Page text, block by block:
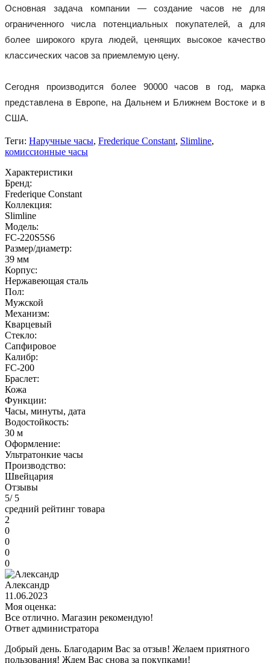
Основная задача компании — создание часов не для
ограниченного числа потенциальных покупателей, а для
более широкого круга людей, ценящих высокое качество
классических часов за приемлемую цену.
Сегодня производится более 90000 часов в год, марка
представлена в Европе, на Дальнем и Ближнем Востоке и в
Теги: Наручные часы, Frederique Constant, Slimline,
комиссионные часы
Характеристики
Бренд:
Frederique Constant
Коллекция:
Slimline
Модель:
FC-220S5S6
Размер/диаметр:
39 мм
Корпус:
Нержавеющая сталь
Пол:
Мужской
Механизм:
Кварцевый
Стекло:
Сапфировое
Калибр:
FC-200
Браслет:
Кожа
Функции:
Часы, минуты, дата
Водостойкость:
30 м
Оформление:
Ультратонкие часы
Производство:
Швейцария
Отзывы
5/ 5
средний рейтинг товара
2
0
0
0
0
Александр
11.06.2023
Моя оценка:
Все отлично. Магазин рекомендую!
Ответ администратора
Добрый день. Благодарим Вас за отзыв! Желаем приятного
пользования! Ждем Вас снова за покупками!